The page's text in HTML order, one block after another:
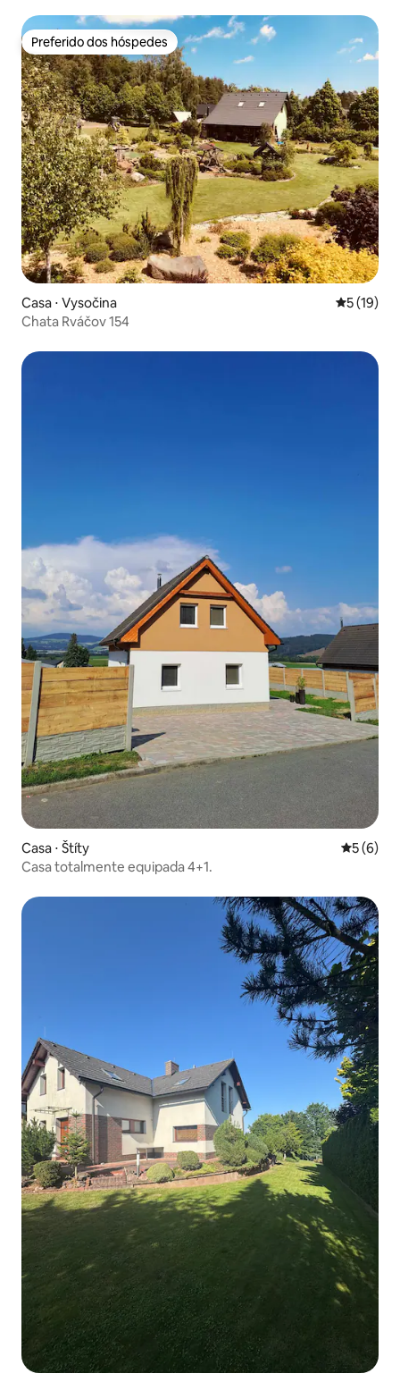
Preferido dos hóspedes
Preferido dos hóspedes
Casa ⋅ Vysočina 5 de uma
5 (19)
Chata Rváčov 154
Casa ⋅ Štíty 5 de
5 (6)
Casa totalmente equipada 4+1.